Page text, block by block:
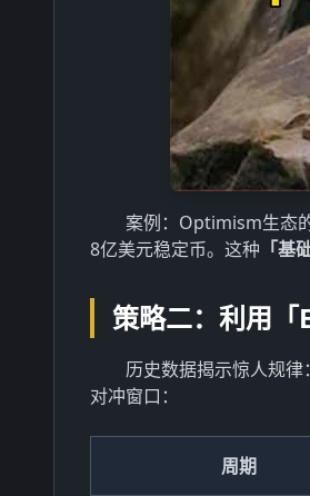
案例：Optimism生态
8亿美元稳定币。这种 「基
策略二：利用「
历史数据揭示惊人规
对冲窗口：
周期